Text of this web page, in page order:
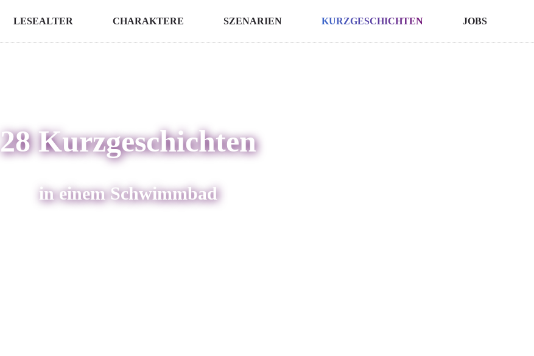
LESEALTER CHARAKTERE SZENARIEN KURZGESCHICHTEN JOBS
28 Kurzgeschichten
in einem Schwimmbad